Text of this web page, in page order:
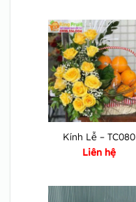
Kính Lễ – TC080
Liên hệ